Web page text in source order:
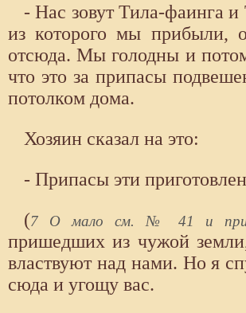
- Нас зовут Тила-фаинга
из которого мы прибыли,
отсюда. Мы голодны и
что это за припасы
потолком дома.
Хозяин сказал на это:
- Припасы эти
(7 О мало см. № 41 и
пришедших из чужой
властвуют над нами. Но я
сюда и угощу вас.